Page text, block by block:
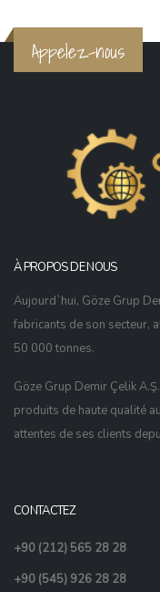
Appelez-nous
À PROPOS DE NOUS
Aujourd`hui, Göze Grup
fabricants de son secteur,
50 000 tonnes.
Göze Grup Demir Çelik
produits de haute qualité
attentes de ses clients
CONTACTEZ
+90 (212) 565 28 28
+90 (545) 926 28 28